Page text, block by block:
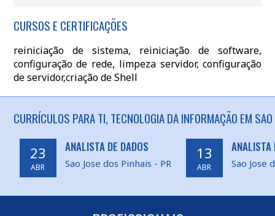
CURSOS E CERTIFICAÇÕES
reiniciação de sistema, reiniciação de software,
configuração de rede, limpeza servidor, configuração
de servidor,criação de Shell
CURRÍCULOS PARA TI, TECNOLOGIA DA INFORMAÇÃO EM
23
ABR
ANALISTA DE DADOS
Sao Jose dos Pinhais - PR
13
ABR
ANALISTA
Sao Jose